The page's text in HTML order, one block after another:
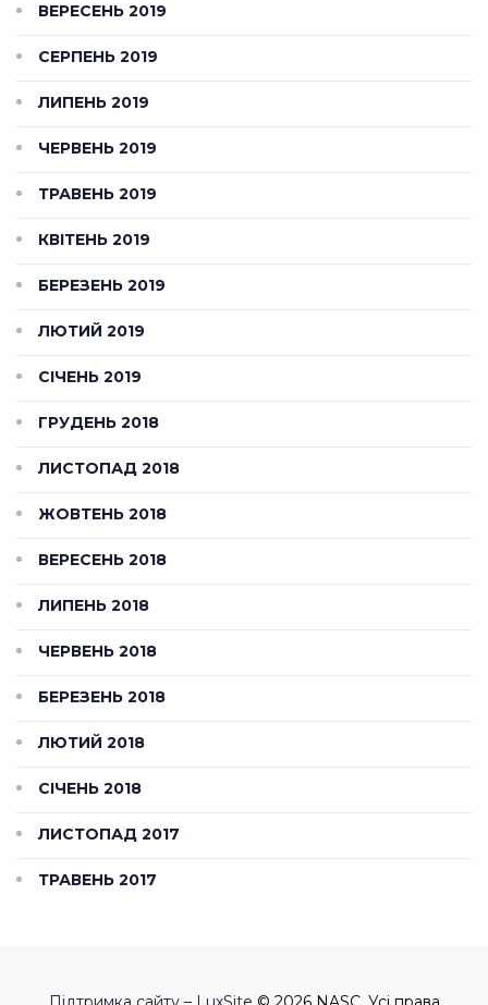
ВЕРЕСЕНЬ 2019
СЕРПЕНЬ 2019
ЛИПЕНЬ 2019
ЧЕРВЕНЬ 2019
ТРАВЕНЬ 2019
КВІТЕНЬ 2019
БЕРЕЗЕНЬ 2019
ЛЮТИЙ 2019
СІЧЕНЬ 2019
ГРУДЕНЬ 2018
ЛИСТОПАД 2018
ЖОВТЕНЬ 2018
ВЕРЕСЕНЬ 2018
ЛИПЕНЬ 2018
ЧЕРВЕНЬ 2018
БЕРЕЗЕНЬ 2018
ЛЮТИЙ 2018
СІЧЕНЬ 2018
ЛИСТОПАД 2017
ТРАВЕНЬ 2017